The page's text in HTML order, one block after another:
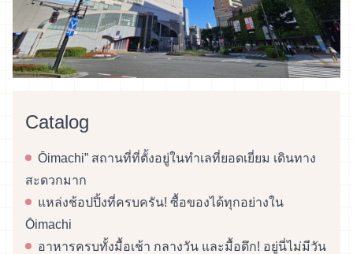
Catalog
Ōimachi” สถานที่ที่ตั้งอยู่ในทำเลที่ยอดเยี่ยม เดินทาง
สะดวกมาก
แหล่งช้อปปิ้งที่ครบครัน! ซื้อของได้ทุกอย่างใน
Ōimachi
อาหารครบทั้งมื้อเช้า กลางวัน และมื้อดึก! อยู่นี่ไม่มีวัน